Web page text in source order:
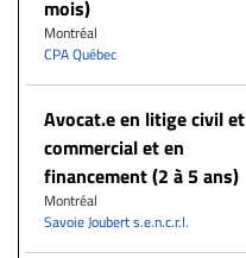
mois)
Montréal
CPA Québec
Avocat.e en litige civil et
commercial et en
financement (2 à 5 ans)
Montréal
Savoie Joubert s.e.n.c.r.l.